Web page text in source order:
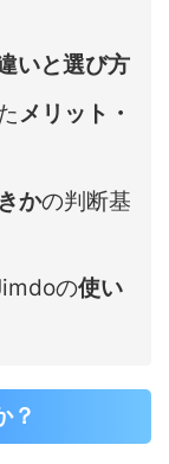
いと選び方
メリット・
かの判断基
の使い
？